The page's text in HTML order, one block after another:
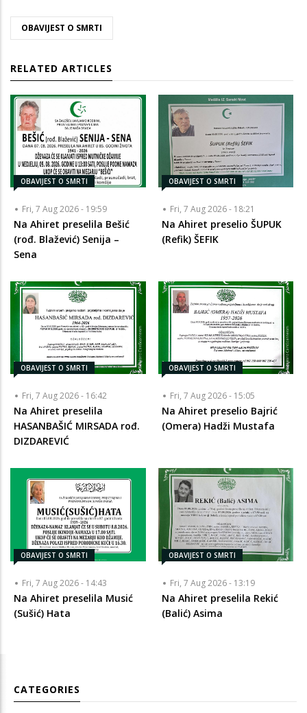
OBAVIJEST O SMRTI
RELATED ARTICLES
OBAVIJEST O SMRTI
Fri, 7 Aug 2026 - 19:59
Na Ahiret preselila Bešić
(rođ. Blažević) Senija –
Sena
OBAVIJEST O SMRTI
Fri, 7 Aug 2026 - 18:21
Na Ahiret preselio ŠUPUK
(Refik) ŠEFIK
OBAVIJEST O SMRTI
Fri, 7 Aug 2026 - 16:42
Na Ahiret preselila
HASANBAŠIĆ MIRSADA rođ.
DIZDAREVIĆ
OBAVIJEST O SMRTI
Fri, 7 Aug 2026 - 15:05
Na Ahiret preselio Bajrić
(Omera) Hadži Mustafa
OBAVIJEST O SMRTI
Fri, 7 Aug 2026 - 14:43
Na Ahiret preselila Musić
(Sušić) Hata
OBAVIJEST O SMRTI
Fri, 7 Aug 2026 - 13:19
Na Ahiret preselila Rekić
(Balić) Asima
CATEGORIES